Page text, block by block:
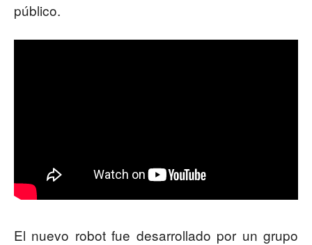
público.
El nuevo robot fue desarrollado por un grupo